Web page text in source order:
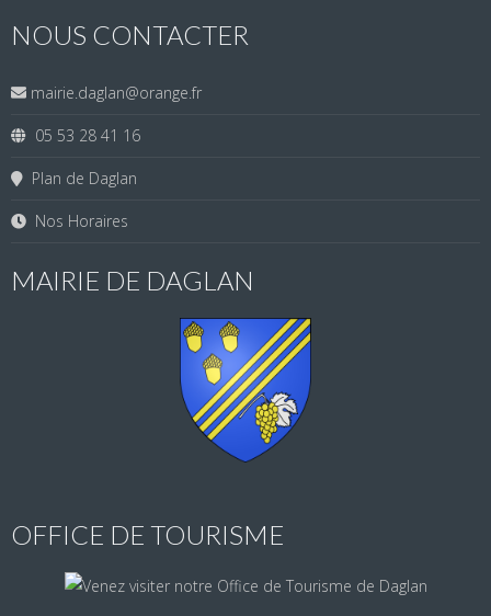
NOUS CONTACTER
mairie.daglan@orange.fr
05 53 28 41 16
Plan de Daglan
Nos Horaires
MAIRIE DE DAGLAN
OFFICE DE TOURISME